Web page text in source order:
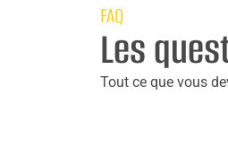
FAQ
Les
Tout ce que vous